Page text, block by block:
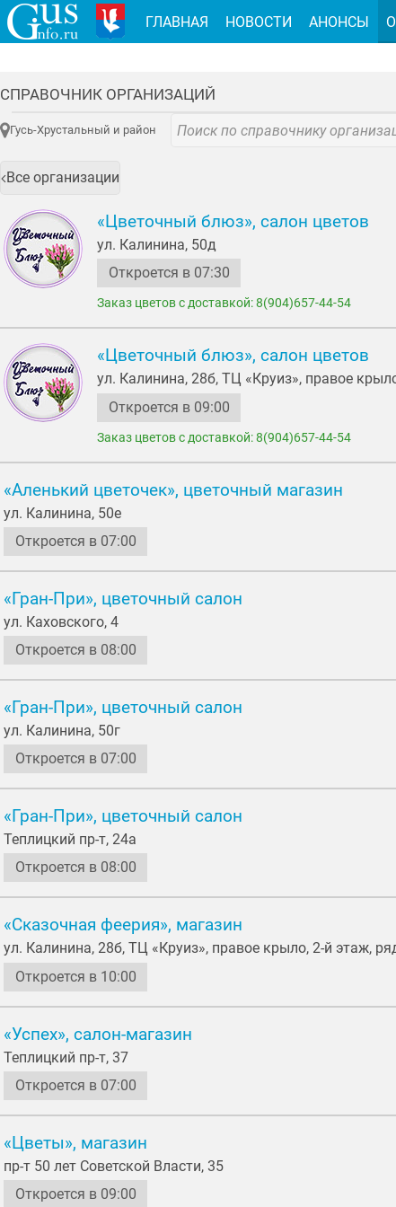
СПРАВОЧНИК ОРГАНИЗАЦИЙ
Гусь-Хрустальный и район
Все организации
«Цветочный блюз», салон цветов
ул. Калинина, 50д
Откроется в 07:30
Заказ цветов с доставкой: 8(904)657-44-54
«Цветочный блюз», салон цветов
ул. Калинина, 28б, ТЦ «Круиз», правое
Откроется в 09:00
Заказ цветов с доставкой: 8(904)657-44-54
«Аленький цветочек», цветочный магазин
ул. Калинина, 50е
Откроется в 07:00
«Гран-При», цветочный салон
ул. Каховского, 4
Откроется в 08:00
«Гран-При», цветочный салон
ул. Калинина, 50г
Откроется в 07:00
«Гран-При», цветочный салон
Теплицкий пр-т, 24a
Откроется в 08:00
«Сказочная феерия», магазин
ул. Калинина, 28б, ТЦ «Круиз», правое крыло, 2-й этаж,
Откроется в 10:00
«Успех», салон-магазин
Теплицкий пр-т, 37
Откроется в 07:00
«Цветы», магазин
пр-т 50 лет Советской Власти, 35
Откроется в 09:00
ГЛАВНАЯ НОВОСТИ АНОНСЫ